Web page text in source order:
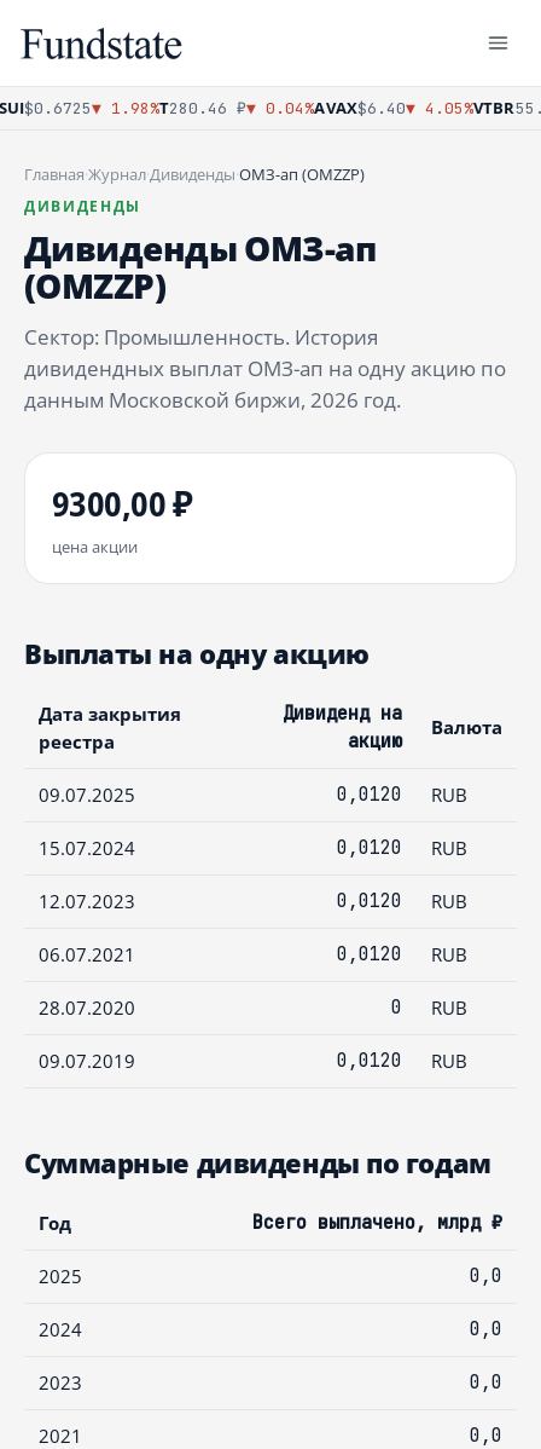
$0.6725▼ 1.98%T280.46 ₽ ▼ 0.04%AVAX$6.40▼ 4.05%VTBR
Главная·Журнал·Дивиденды·ОМЗ-ап (OMZZP)
ДИВИДЕНДЫ
Дивиденды ОМЗ-ап
(OMZZP)
Сектор: Промышленность. История
дивидендных выплат ОМЗ-ап на одну акцию по
данным Московской биржи, 2026 год.
9300,00 ₽
цена акции
Выплаты на одну акцию
Дата закрытия
реестра
Дивиденд на
акцию
Валюта
09.07.2025 0,0120 RUB
15.07.2024 0,0120 RUB
12.07.2023 0,0120 RUB
06.07.2021 0,0120 RUB
28.07.2020 0 RUB
09.07.2019 0,0120 RUB
Суммарные дивиденды по годам
Год Всего выплачено, млрд ₽
2025 0,0
2024 0,0
2023 0,0
2021 0,0